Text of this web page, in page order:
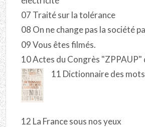
07 Traité sur la tolérance
08 On ne change pas la société
09 Vous êtes filmés.
10 Actes du Congrès "ZPPAUP"
11 Dictionnaire des
12 La France sous nos yeux